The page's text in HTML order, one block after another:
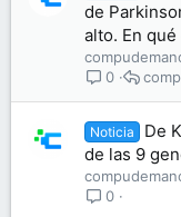
de
alto. En
0
Noticia
De
de las 9
0